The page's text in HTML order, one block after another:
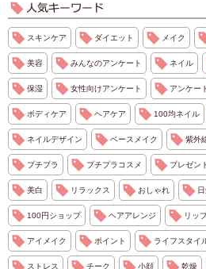
スキンケア ダイエット メイク
美容 みんなのアンケート ネイル
保湿 女性向けアンケート アンケー
ボディケア ヘアケア 100均ネイル
ネイルデザイン ベースメイク 紫外
プチプラ プチプラコスメ プレゼン
美白 リラックス おしゃれ
100円ショップ ヘアアレンジ リッ
アイメイク ポイント ライフスタイ
ストレス チーク 小顔 乾燥